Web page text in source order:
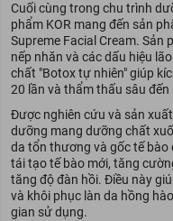
Cuối cùng trong chu trình
phẩm KOR mang đến sản
Supreme Facial Cream. Sản
nếp nhăn và các dấu hiệu
chất "Botox tự nhiên" giúp
20 lần và thẩm thấu sâu đến
Được nghiên cứu và sản
dưỡng mang dưỡng chất
da tổn thương và gốc tế bào
tái tạo tế bào mới, tăng
tăng độ đàn hồi. Điều này
và khôi phục làn da hồng
gian sử dụng.